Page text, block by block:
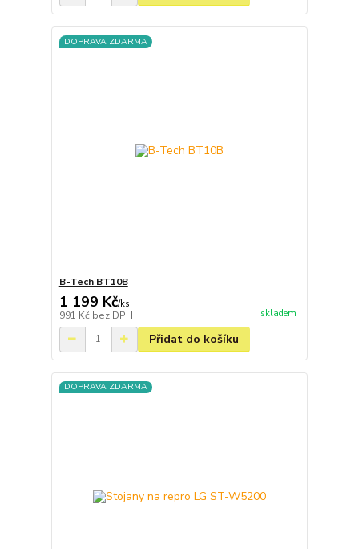
DOPRAVA ZDARMA
B-Tech BT10B
1 199 Kč/ks
991 Kč bez DPH skladem
Přidat do košíku
DOPRAVA ZDARMA